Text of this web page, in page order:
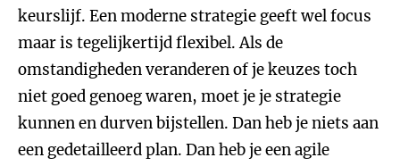
keurslijf. Een moderne strategie geeft wel focus
maar is tegelijkertijd flexibel. Als de
omstandigheden veranderen of je keuzes toch
niet goed genoeg waren, moet je je strategie
kunnen en durven bijstellen. Dan heb je niets aan
een gedetailleerd plan. Dan heb je een agile